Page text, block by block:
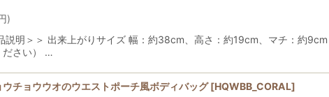
)
＞＞ 出来上がりサイズ 幅：約38cm、高さ：約19cm、マチ：約
ださい） …
チョウウオのウエストポーチ風ボディバッグ [HQWBB_CORAL]